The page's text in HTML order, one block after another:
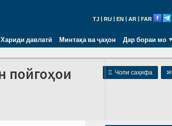
TJ RU EN AR FAR
Хариди давлатӣ Минтақа ва ҷаҳон Дар бораи мо
 Чопи саҳифа ✉
пойгоҳои